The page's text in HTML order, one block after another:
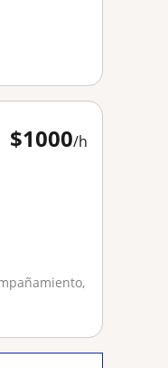
$1000/h